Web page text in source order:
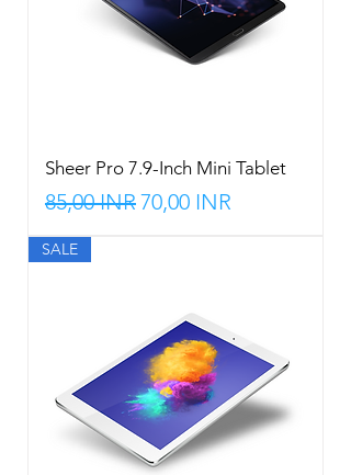
Sheer Pro 7.9-Inch Mini Tablet
Precio
85,00 INRPrecio de oferta
70,00 INR
SALE